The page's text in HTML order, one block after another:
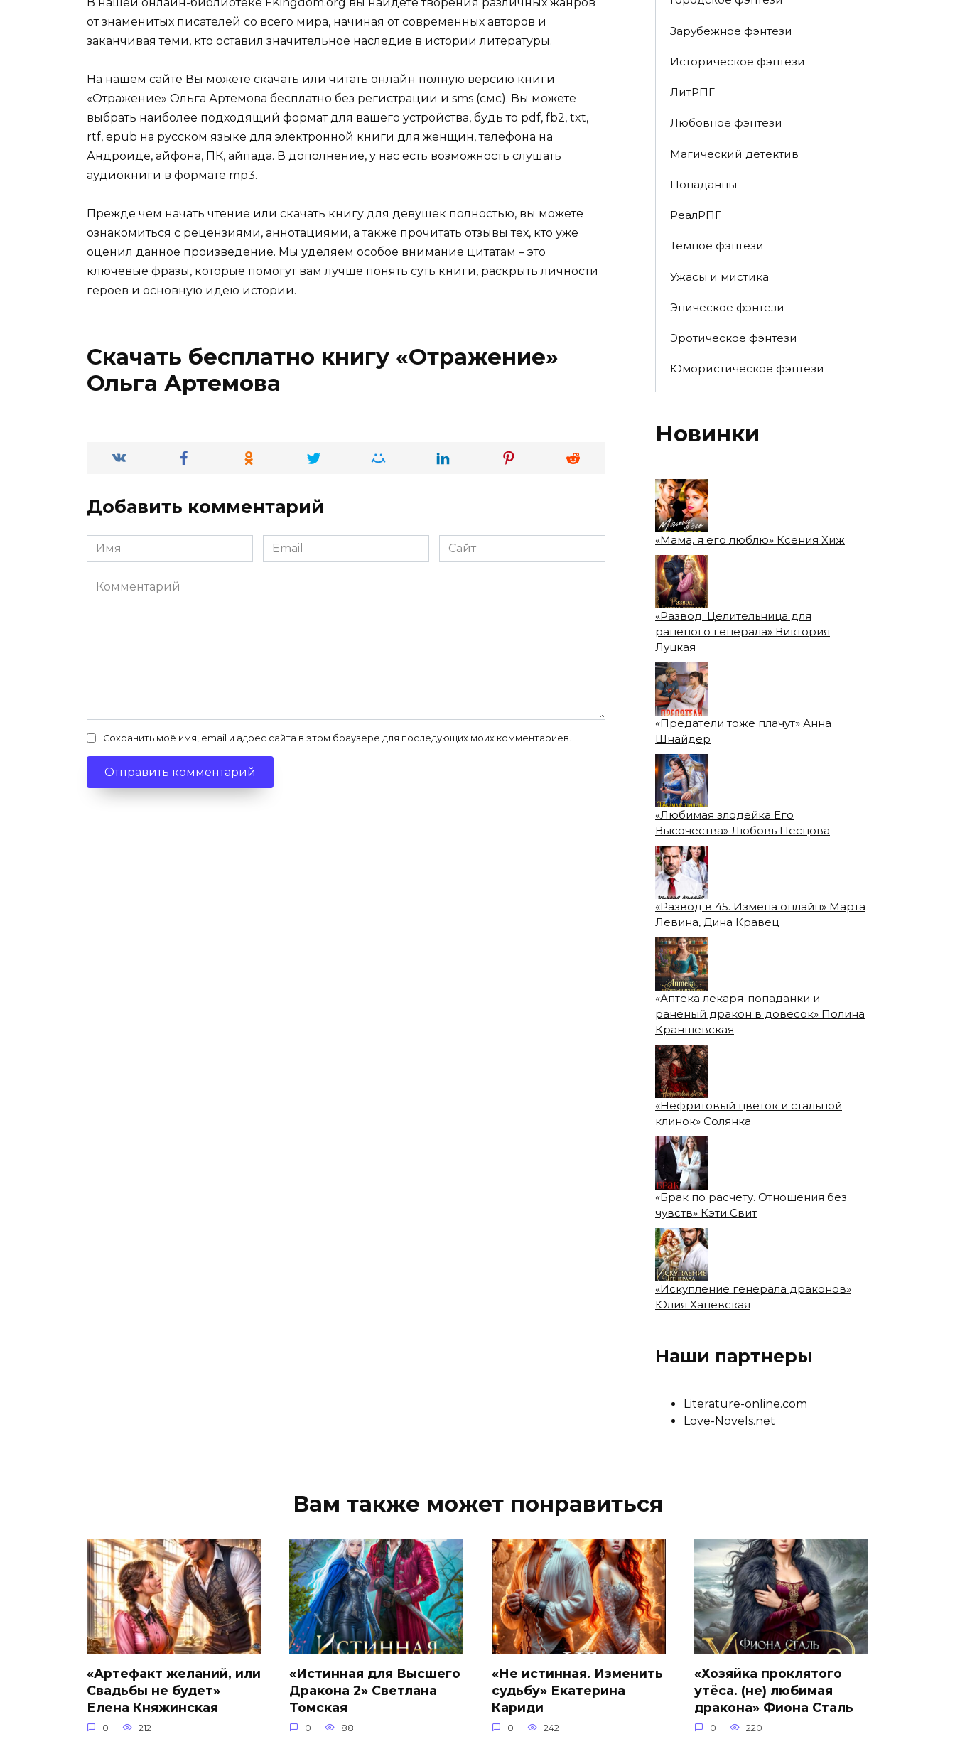
от знаменитых писателей со всего мира, начиная от современных авторов и
заканчивая теми, кто оставил значительное наследие в истории литературы.
На нашем сайте Вы можете скачать или читать онлайн полную версию книги
«Отражение» Ольга Артемова бесплатно без регистрации и sms (смс). Вы можете
выбрать наиболее подходящий формат для вашего устройства, будь то pdf, fb2, txt,
rtf, epub на русском языке для электронной книги для женщин, телефона на
Андроиде, айфона, ПК, айпада. В дополнение, у нас есть возможность слушать
аудиокниги в формате mp3.
Прежде чем начать чтение или скачать книгу для девушек полностью, вы можете
ознакомиться с рецензиями, аннотациями, а также прочитать отзывы тех, кто уже
оценил данное произведение. Мы уделяем особое внимание цитатам – это
ключевые фразы, которые помогут вам лучше понять суть книги, раскрыть личности
героев и основную идею истории.
Скачать бесплатно книгу «Отражение»
Ольга Артемова
Добавить комментарий
Имя
*
Email
*
Сайт
Комментарий
Сохранить моё имя, email и адрес сайта в этом браузере для последующих моих комментариев.
Зарубежное фэнтези
Историческое фэнтези
ЛитРПГ
Любовное фэнтези
Магический детектив
Попаданцы
РеалРПГ
Темное фэнтези
Ужасы и мистика
Эпическое фэнтези
Эротическое фэнтези
Юмористическое фэнтези
Новинки
«Мама, я его люблю» Ксения Хиж
«Развод. Целительница для
раненого генерала» Виктория
Луцкая
«Предатели тоже плачут» Анна
Шнайдер
«Любимая злодейка Его
Высочества» Любовь Песцова
«Развод в 45. Измена онлайн» Марта
Левина, Дина Кравец
«Аптека лекаря-попаданки и
раненый дракон в довесок» Полина
Краншевская
«Нефритовый цветок и стальной
клинок» Солянка
«Брак по расчету. Отношения без
чувств» Кэти Свит
«Искупление генерала драконов»
Юлия Ханевская
Наши партнеры
Literature-online.com
Love-Novels.net
Вам также может понравиться
«Артефакт желаний, или
Свадьбы не будет»
Елена Княжинская
0 212
«Истинная для Высшего
Дракона 2» Светлана
Томская
0 88
«Не истинная. Изменить
судьбу» Екатерина
Кариди
0 242
«Хозяйка проклятого
утёса. (не) любимая
дракона» Фиона Сталь
0 220